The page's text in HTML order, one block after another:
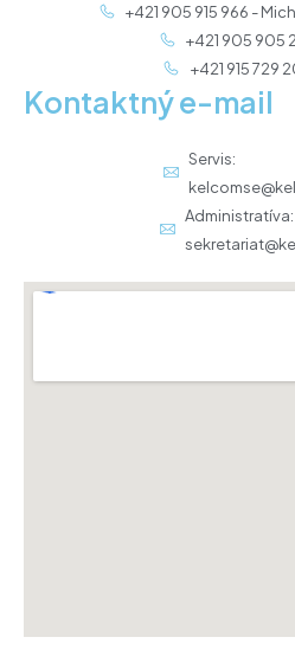
+421 905 915 966 -
+421 905 905
+421 915 729
Kontaktný e-mail
Servis:
Administratíva: